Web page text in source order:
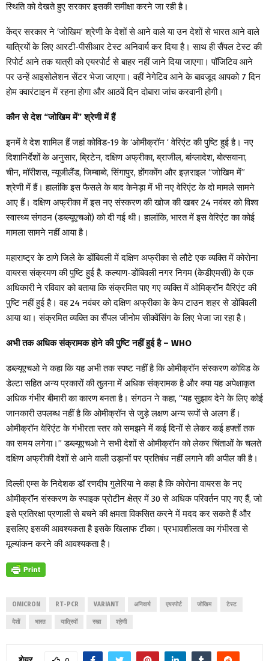
स्थिति को देखते हुए सरकार इसकी समीक्षा करने जा रही है।
केंद्र सरकार ने ‘जोखिम’ श्रेणी के देशों से आने वाले या उन देशों से भारत आने वाले
यात्रियों के लिए आरटी-पीसीआर टेस्ट अनिवार्य कर दिया है। साथ ही सैंपल टेस्ट की
रिपोर्ट आने तक यात्री को एयरपोर्ट से बाहर नहीं जाने दिया जाएगा। पॉजिटिव आने
पर उन्हें आइसोलेशन सेंटर भेजा जाएगा। वहीं नेगेटिव आने के बावजूद आपको 7 दिन
होम क्वारंटाइन में रहना होगा और आठवें दिन दोबारा जांच करवानी होगी।
कौन से देश “जोखिम में” श्रेणी में हैं
इनमें वे देश शामिल हैं जहां कोविड-19 के ‘ओमीक्रॉन ‘ वेरिएंट की पुष्टि हुई है। नए
दिशानिर्देशों के अनुसार, ब्रिटेन, दक्षिण अफ्रीका, ब्राजील, बांग्लादेश, बोत्सवाना,
चीन, मॉरीशस, न्यूजीलैंड, जिम्बाब्वे, सिंगापुर, होंगकोंग और इज़राइल “जोखिम में”
श्रेणी में हैं। हालांकि इस फैसले के बाद केनेड़ा में भी नए वेरिएंट के दो मामले सामने
आए हैं। दक्षिण अफ्रीका में इस नए संस्करण की खोज की खबर 24 नवंबर को विश्व
स्वास्थ्य संगठन (डब्ल्यूएचओ) को दी गई थी। हालांकि, भारत में इस वेरिएंट का कोई
मामला सामने नहीं आया है।
महाराष्ट्र के ठाणे जिले के डोंबिवली में दक्षिण अफ्रीका से लौटे एक व्यक्ति में कोरोना
वायरस संक्रमण की पुष्टि हुई है. कल्याण-डोंबिवली नगर निगम (केडीएमसी) के एक
अधिकारी ने रविवार को बताया कि संक्रमित पाए गए व्यक्ति में ओमिक्रॉन वैरिएंट की
पुष्टि नहीं हुई है। वह 24 नवंबर को दक्षिण अफ्रीका के केप टाउन शहर से डोंबिवली
आया था। संक्रमित व्यक्ति का सैंपल जीनोम सीक्वेंसिंग के लिए भेजा जा रहा है।
अभी तक अधिक संक्रामक होने की पुष्टि नहीं हुई है – WHO
डब्ल्यूएचओ ने कहा कि यह अभी तक स्पष्ट नहीं है कि ओमीक्रॉन संस्करण कोविड के
डेल्टा सहित अन्य प्रकारों की तुलना में अधिक संक्रामक है और क्या यह अपेक्षाकृत
अधिक गंभीर बीमारी का कारण बनता है। संगठन ने कहा, “यह सुझाव देने के लिए कोई
जानकारी उपलब्ध नहीं है कि ओमीक्रॉन से जुड़े लक्षण अन्य रूपों से अलग हैं।
ओमीक्रॉन वेरिएंट के गंभीरता स्तर को समझने में कई दिनों से लेकर कई हफ्तों तक
का समय लगेगा।” डब्ल्यूएचओ ने सभी देशों से ओमीक्रॉन को लेकर चिंताओं के चलते
दक्षिण अफ्रीकी देशों से आने वाली उड़ानों पर प्रतिबंध नहीं लगाने की अपील की है।
दिल्ली एम्स के निदेशक डॉ रणदीप गुलेरिया ने कहा है कि कोरोना वायरस के नए
ओमीक्रॉन संस्करण के स्पाइक प्रोटीन क्षेत्र में 30 से अधिक परिवर्तन पाए गए हैं, जो
इसे प्रतिरक्षा प्रणाली से बचने की क्षमता विकसित करने में मदद कर सकते हैं और
इसलिए इसकी आवश्यकता है इसके खिलाफ टीका। प्रभावशीलता का गंभीरता से
मूल्यांकन करने की आवश्यकता है।
OMICRON RT-PCR VARIANT अनिवार्य एयरपोर्ट जोखिम टेस्ट
देशों भारत यात्रियों रखा श्रेणी